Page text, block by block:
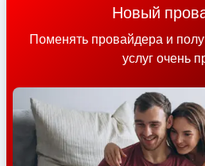
Новый
Поменять провайдера и
услуг очень